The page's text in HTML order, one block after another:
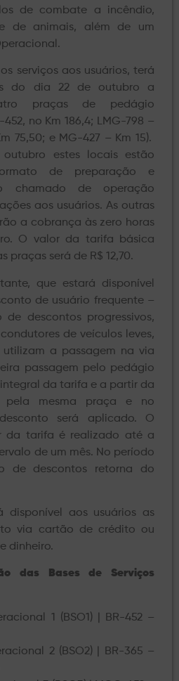
de combate a incêndio,
de animais, além de um
serviços aos usuários, terá
do dia 22 de outubro a
praças de pedágio
no Km 186,4; LMG-798 –
75,50; e MG-427 – Km 15).
estes locais estão
de preparação e
chamado de operação
aos usuários. As outras
a cobrança às zero horas
O valor da tarifa básica
praças será de R$ 12,70.
que estará disponível
de usuário frequente –
de descontos progressivos,
de veículos leves,
utilizam a passagem na via
passagem pelo pedágio
da tarifa e a partir da
pela mesma praça e no
será aplicado. O
da tarifa é realizado até a
de um mês. No período
de descontos retorna do
disponível aos usuários as
via cartão de crédito ou
dinheiro.
das Bases de Serviços
1 (BSO1) | BR-452 –
2 (BSO2) | BR-365 –